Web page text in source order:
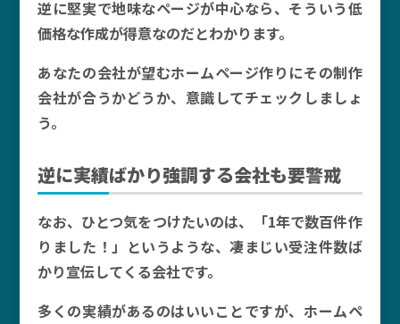
逆に堅実で地味なページが中心なら、そういう低
価格な作成が得意なのだとわかります。
あなたの会社が望むホームページ作りにその制作
会社が合うかどうか、意識してチェックしましょ
う。
逆に実績ばかり強調する会社も要警戒
なお、ひとつ気をつけたいのは、「1年で数百件作
りました！」というような、凄まじい受注件数ば
かり宣伝してくる会社です。
多くの実績があるのはいいことですが、ホームペ